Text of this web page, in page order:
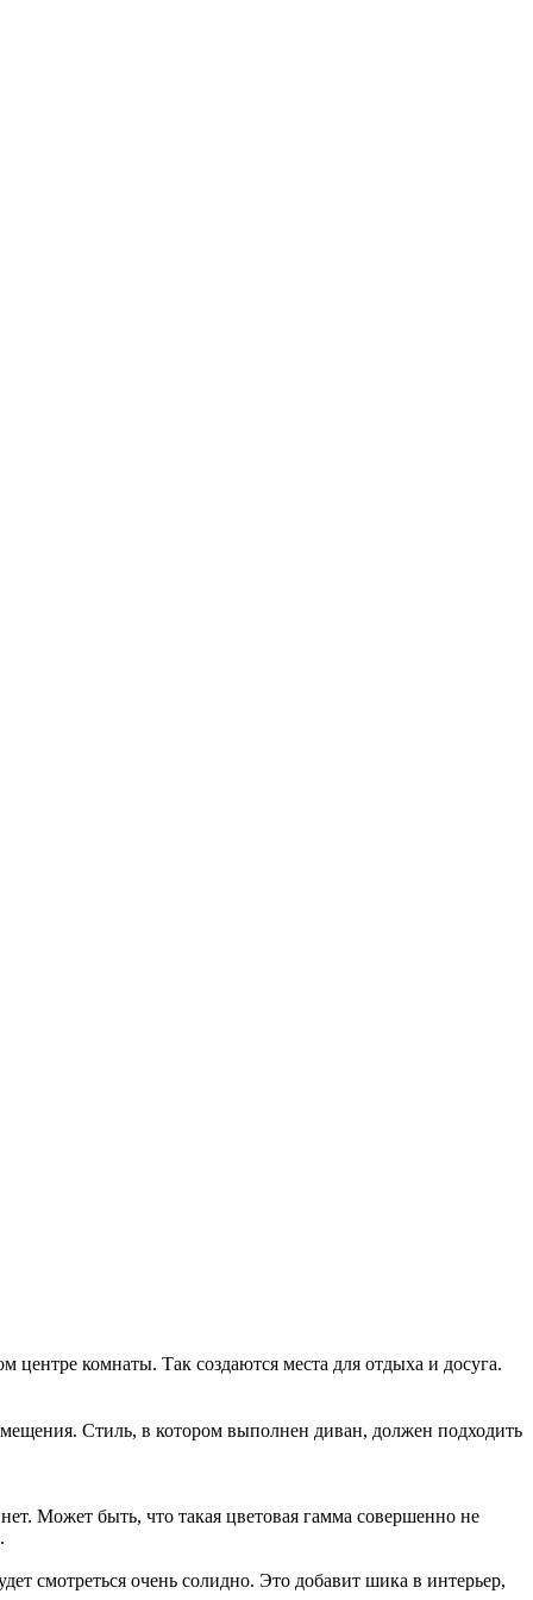
комнаты. Так создаются места для отдыха и досуга.
Стиль, в котором выполнен диван, должен подходить
Может быть, что такая цветовая гамма совершенно не
смотреться очень солидно. Это добавит шика в интерьер,